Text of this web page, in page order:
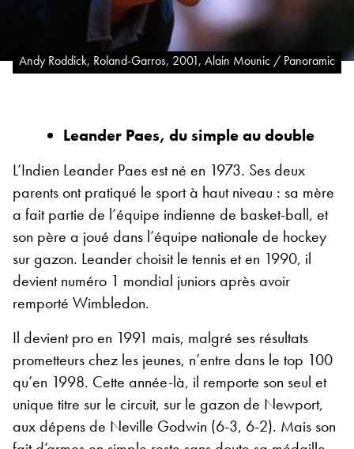
Andy Roddick, Roland-Garros, 2001, Alain Mounic / Panoramic
Leander Paes, du simple au double
L’Indien Leander Paes est né en 1973. Ses deux
parents ont pratiqué le sport à haut niveau : sa mère
a fait partie de l’équipe indienne de basket-ball, et
son père a joué dans l’équipe nationale de hockey
sur gazon. Leander choisit le tennis et en 1990, il
devient numéro 1 mondial juniors après avoir
remporté Wimbledon.
Il devient pro en 1991 mais, malgré ses résultats
prometteurs chez les jeunes, n’entre dans le top 100
qu’en 1998. Cette année-là, il remporte son seul et
unique titre sur le circuit, sur le gazon de Newport,
aux dépens de Neville Godwin (6-3, 6-2). Mais son